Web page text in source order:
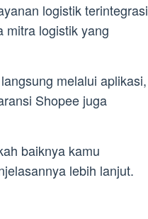
logistik terintegrasi
mitra logistik yang
melalui aplikasi,
Shopee juga
baiknya kamu
lebih lanjut.